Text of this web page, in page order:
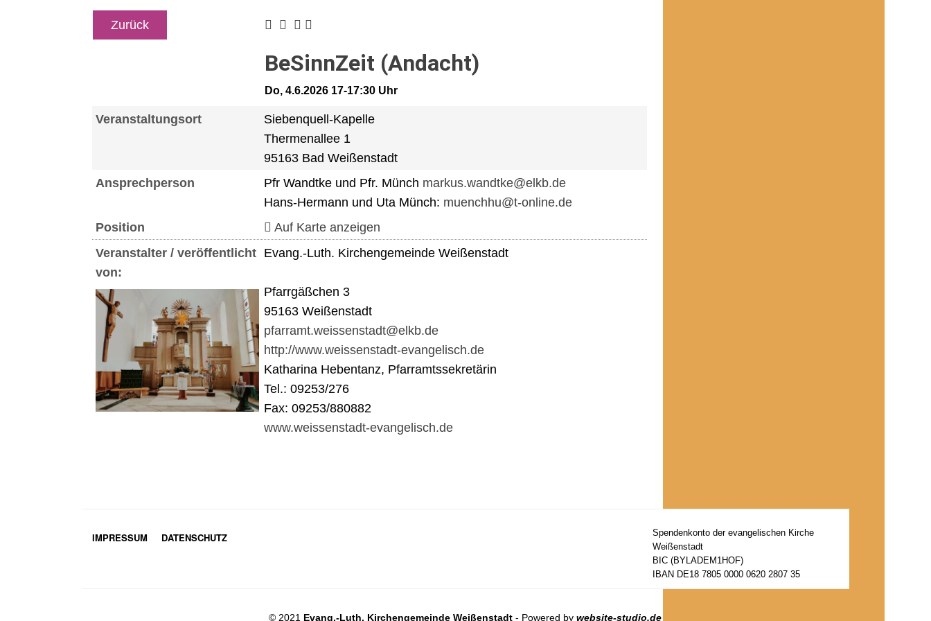
Zurück
BeSinnZeit (Andacht)
Do, 4.6.2026 17-17:30 Uhr
Veranstaltungsort
Siebenquell-Kapelle
Thermenallee 1
95163 Bad Weißenstadt
Ansprechperson
Pfr Wandtke und Pfr. Münch markus.wandtke@elkb.de
Hans-Hermann und Uta Münch: muenchhu@t-online.de
Position
Auf Karte anzeigen
Veranstalter / veröffentlicht
von:
Evang.-Luth. Kirchengemeinde Weißenstadt
Pfarrgäßchen 3
95163 Weißenstadt
pfarramt.weissenstadt@elkb.de
http://www.weissenstadt-evangelisch.de
Katharina Hebentanz, Pfarramtssekretärin
Tel.: 09253/276
Fax: 09253/880882
www.weissenstadt-evangelisch.de
IMPRESSUM DATENSCHUTZ
Spendenkonto der evangelischen Kirche
Weißenstadt
BIC (BYLADEM1HOF)
IBAN DE18 7805 0000 0620 2807 35
© 2021 Evang.-Luth. Kirchengemeinde Weißenstadt - Powered bywebsite-studio.de